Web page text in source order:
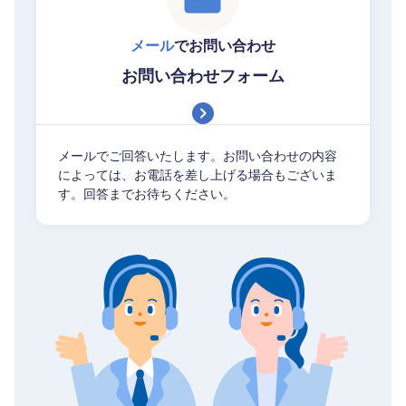
メールでお問い合わせ
お問い合わせフォーム
メールでご回答いたします。お問い合わせの内容
によっては、お電話を差し上げる場合もございま
す。回答までお待ちください。